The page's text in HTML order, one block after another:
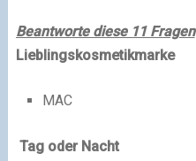
Beantworte diese 11 Fragen
Lieblingskosmetikmarke
MAC
Tag oder Nacht